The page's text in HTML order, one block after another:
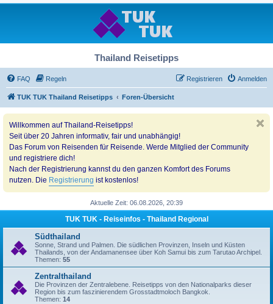
Thailand Reisetipps
FAQ Regeln Anmelden
Registrieren
TUK TUK Thailand Reisetipps Foren-Übersicht
Willkommen auf Thailand-Reisetipps!
Seit über 20 Jahren informativ, fair und unabhängig!
Das Forum von Reisenden für Reisende. Werde Mitglied der Community
und registriere dich!
Nach der Registrierung kannst du den ganzen Komfort des Forums
nutzen. Die Registrierung ist kostenlos!
Aktuelle Zeit: 06.08.2026, 20:39
TUK TUK - Reiseinfos - Thailand Regional
Südthailand
Sonne, Strand und Palmen. Die südlichen Provinzen, Inseln und Küsten
Thailands, von der Andamanensee über Koh Samui bis zum Tarutao Archipel.
Themen: 55
Zentralthailand
Die Provinzen der Zentralebene. Reisetipps von den Nationalparks dieser
Region bis zum faszinierendem Grosstadtmoloch Bangkok.
Themen: 14